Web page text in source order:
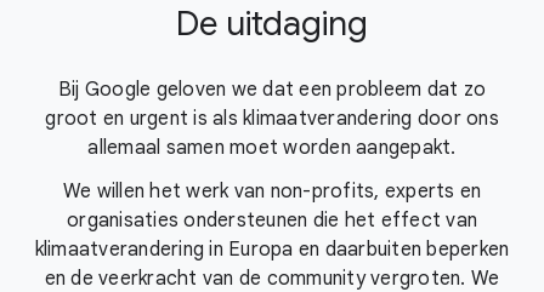
De uitdaging
Bij Google geloven we dat een probleem dat zo
groot en urgent is als klimaatverandering door ons
allemaal samen moet worden aangepakt.
We willen het werk van non-profits, experts en
organisaties ondersteunen die het effect van
klimaatverandering in Europa en daarbuiten beperken
en de veerkracht van de community vergroten. We